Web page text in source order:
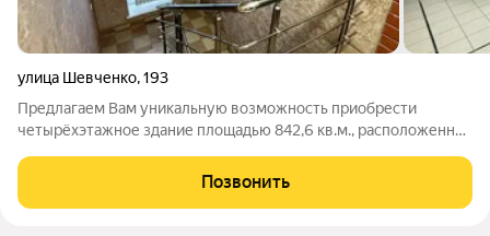
улица Шевченко,193
Предлагаем Вам уникальную возможность приобрести
четырёхэтажное здание площадью 842,6 кв.м., расположенное
поток потенциальных клиентов, делая здание идеальным для
размещения торговых точек, офисов
Позвонить